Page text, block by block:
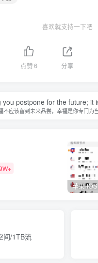
喜欢就支持一下吧
点赞6 分享
postpone for the future;
不应该留到未来品尝，幸福是你专门为
间/1TB流